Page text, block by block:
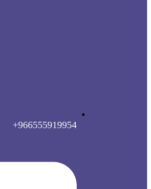
966555919954+